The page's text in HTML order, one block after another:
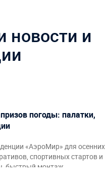
новости и
погоды: палатки,
«АэроМир» для осенних
спортивных стартов и
быстрый монтаж,
для гостей и